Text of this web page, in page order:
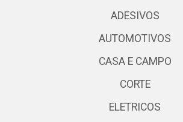
ADESIVOS
AUTOMOTIVOS
CASA E CAMPO
CORTE
ELETRICOS